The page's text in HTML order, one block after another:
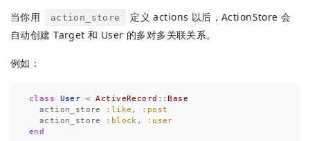
当你用 action_store
定义 actions 以后，ActionStore 会
自动创建 Target 和 User 的多对多关联关系。
例如：
class User < ActiveRecord :: Base
action_store
:like ,
:post
action_store
:block ,
:user
end